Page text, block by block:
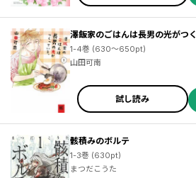
澤飯家のごはんは長男の光がつく
1-4巻 (630～650pt)
山田可南
試し読み
骸積みのボルテ
1-3巻 (630pt)
まつだこうた